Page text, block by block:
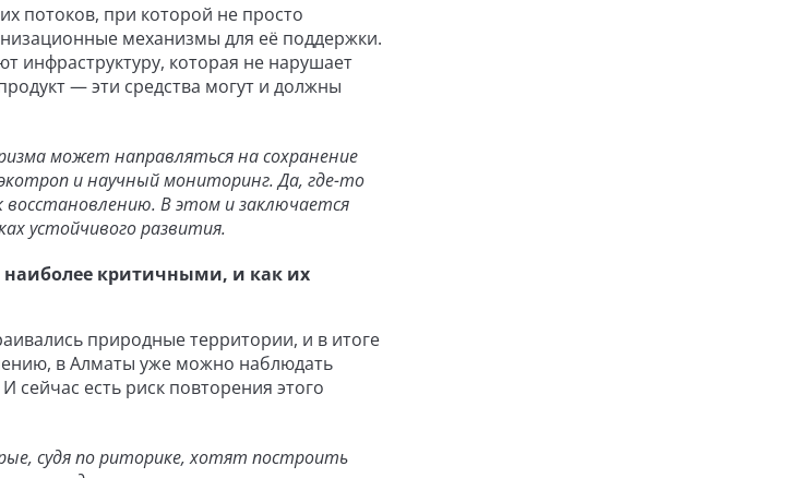
потоков, при которой не просто
механизмы для её поддержки.
инфраструктуру, которая не нарушает
— эти средства могут и должны
может направляться на сохранение
и научный мониторинг. Да, где-то
восстановлению. В этом и заключается
устойчивого развития.
критичными, и как их
природные территории, и в итоге
в Алматы уже можно наблюдать
сейчас есть риск повторения этого
судя по риторике, хотят построить